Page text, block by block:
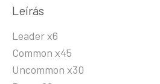
Leírás
Leader x6
Common x45
Uncommon x30